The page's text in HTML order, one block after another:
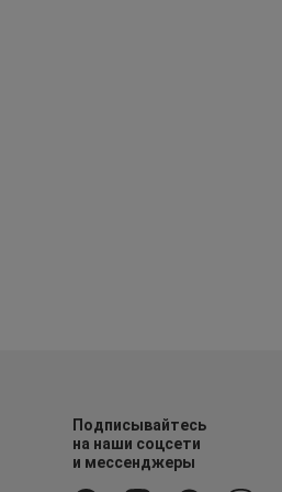
Подписывайтесь
на наши соцсети
и мессенджеры